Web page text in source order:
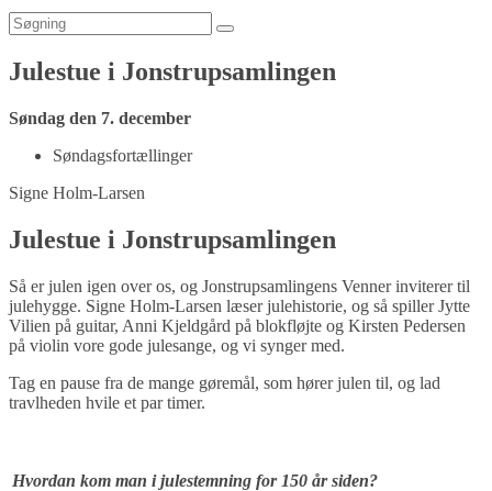
Julestue i Jonstrupsamlingen
Søndag den 7. december
Søndagsfortællinger
Signe Holm-Larsen
Julestue i Jonstrupsamlingen
Så er julen igen over os, og Jonstrupsamlingens Venner inviterer til
julehygge. Signe Holm-Larsen læser julehistorie, og så spiller Jytte
Vilien på guitar, Anni Kjeldgård på blokfløjte og Kirsten Pedersen
på violin vore gode julesange, og vi synger med.
Tag en pause fra de mange gøremål, som hører julen til, og lad
travlheden hvile et par timer.
Hvordan kom man i julestemning for 150 år siden?